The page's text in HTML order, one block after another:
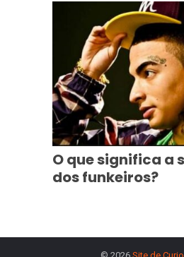
O que significa a
dos funkeiros?